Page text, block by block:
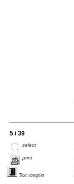
5 / 39
select
print
Text complet